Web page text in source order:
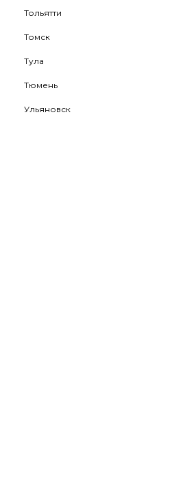
Тольятти
Томск
Тула
Тюмень
Ульяновск